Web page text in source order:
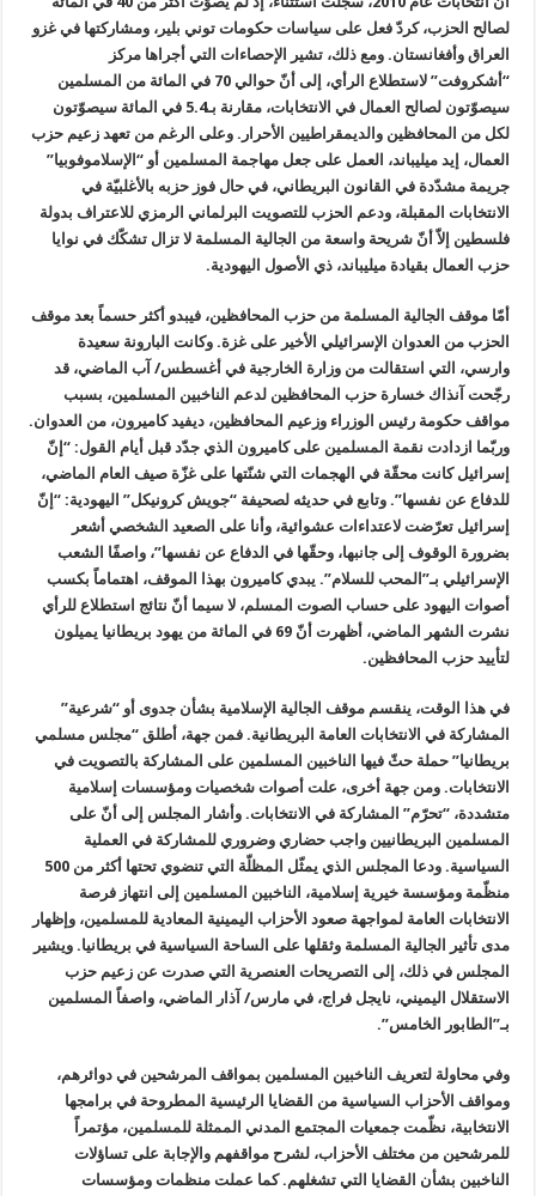
لصالح الحزب، كردّ فعل على سياسات حكومات توني بلير، ومشاركتها في غزو
العراق وأفغانستان. ومع ذلك، تشير الإحصاءات التي أجراها مركز
“أشكروفت” لاستطلاع الرأي، إلى أنّ حوالي 70 في المائة من المسلمين
سيصوّتون لصالح العمال في الانتخابات، مقارنة بـ5.4 في المائة سيصوّتون
لكل من المحافظين والديمقراطيين الأحرار. وعلى الرغم من تعهد زعيم حزب
العمال، إيد ميليباند، العمل على جعل مهاجمة المسلمين أو “الإسلاموفوبيا”
جريمة مشدّدة في القانون البريطاني، في حال فوز حزبه بالأغلبيّة في
الانتخابات المقبلة، ودعم الحزب للتصويت البرلماني الرمزي للاعتراف بدولة
فلسطين إلاّ أنّ شريحة واسعة من الجالية المسلمة لا تزال تشكّك في نوايا
حزب العمال بقيادة ميليباند، ذي الأصول اليهودية.
أمّا موقف الجالية المسلمة من حزب المحافظين، فيبدو أكثر حسماً بعد موقف
الحزب من العدوان الإسرائيلي الأخير على غزة. وكانت البارونة سعيدة
وارسي، التي استقالت من وزارة الخارجية في أغسطس/ آب الماضي، قد
رجّحت آنذاك خسارة حزب المحافظين لدعم الناخبين المسلمين، بسبب
مواقف حكومة رئيس الوزراء وزعيم المحافظين، ديفيد كاميرون، من العدوان.
وربّما ازدادت نقمة المسلمين على كاميرون الذي جدّد قبل أيام القول: “إنّ
إسرائيل كانت محقّة في الهجمات التي شنّتها على غزّة صيف العام الماضي،
للدفاع عن نفسها”. وتابع في حديثه لصحيفة “جويش كرونيكل” اليهودية: “إنّ
إسرائيل تعرّضت لاعتداءات عشوائية، وأنا على الصعيد الشخصي أشعر
بضرورة الوقوف إلى جانبها، وحقّها في الدفاع عن نفسها”، واصفًا الشعب
الإسرائيلي بـ”المحب للسلام”. يبدي كاميرون بهذا الموقف، اهتماماً بكسب
أصوات اليهود على حساب الصوت المسلم، لا سيما أنّ نتائج استطلاع للرأي
نشرت الشهر الماضي، أظهرت أنّ 69 في المائة من يهود بريطانيا يميلون
لتأييد حزب المحافظين.
في هذا الوقت، ينقسم موقف الجالية الإسلامية بشأن جدوى أو “شرعية”
المشاركة في الانتخابات العامة البريطانية. فمن جهة، أطلق “مجلس مسلمي
بريطانيا” حملة حثّ فيها الناخبين المسلمين على المشاركة بالتصويت في
الانتخابات. ومن جهة أخرى، علت أصوات شخصيات ومؤسسات إسلامية
متشددة، “تحرّم” المشاركة في الانتخابات. وأشار المجلس إلى أنّ على
المسلمين البريطانيين واجب حضاري وضروري للمشاركة في العملية
السياسية. ودعا المجلس الذي يمثّل المظلّة التي تنضوي تحتها أكثر من 500
منظّمة ومؤسسة خيرية إسلامية، الناخبين المسلمين إلى انتهاز فرصة
الانتخابات العامة لمواجهة صعود الأحزاب اليمينية المعادية للمسلمين، وإظهار
مدى تأثير الجالية المسلمة وثقلها على الساحة السياسية في بريطانيا. ويشير
المجلس في ذلك، إلى التصريحات العنصرية التي صدرت عن زعيم حزب
الاستقلال اليميني، نايجل فراج، في مارس/ آذار الماضي، واصفاً المسلمين
بـ”الطابور الخامس”.
وفي محاولة لتعريف الناخبين المسلمين بمواقف المرشحين في دوائرهم،
ومواقف الأحزاب السياسية من القضايا الرئيسية المطروحة في برامجها
الانتخابية، نظّمت جمعيات المجتمع المدني الممثلة للمسلمين، مؤتمراً
للمرشحين من مختلف الأحزاب، لشرح مواقفهم والإجابة على تساؤلات
الناخبين بشأن القضايا التي تشغلهم. كما عملت منظمات ومؤسسات